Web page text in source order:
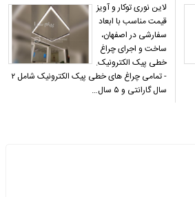
لاین نوری توکار و آویز
قیمت مناسب با ابعاد
سفارشی در اصفهان،
ساخت و اجرای چراغ
خطی پیک الکترونیک.
- تمامی چراغ های خطی پیک الکترونیک شامل ۲
سال گارانتی و ۵ سال…